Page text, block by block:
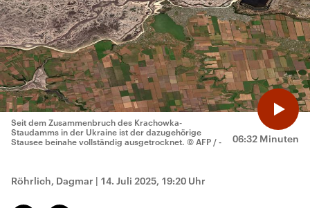
06:32 Minuten
Seit dem Zusammenbruch des Krachowka-
Staudamms in der Ukraine ist der dazugehörige
Stausee beinahe vollständig ausgetrocknet. © AFP / -
Röhrlich, Dagmar | 14. Juli 2025, 19:20 Uhr